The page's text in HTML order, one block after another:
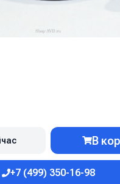
В
+7 (499) 350-16-98